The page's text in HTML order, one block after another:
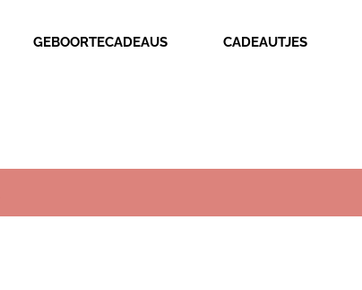
GEBOORTECADEAUS CADEAUTJES